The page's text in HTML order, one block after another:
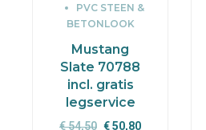
PVC STEEN &
BETONLOOK
Mustang
Slate 70788
incl. gratis
legservice
€54,50 Oorspronkelijke
€50,80Huidige